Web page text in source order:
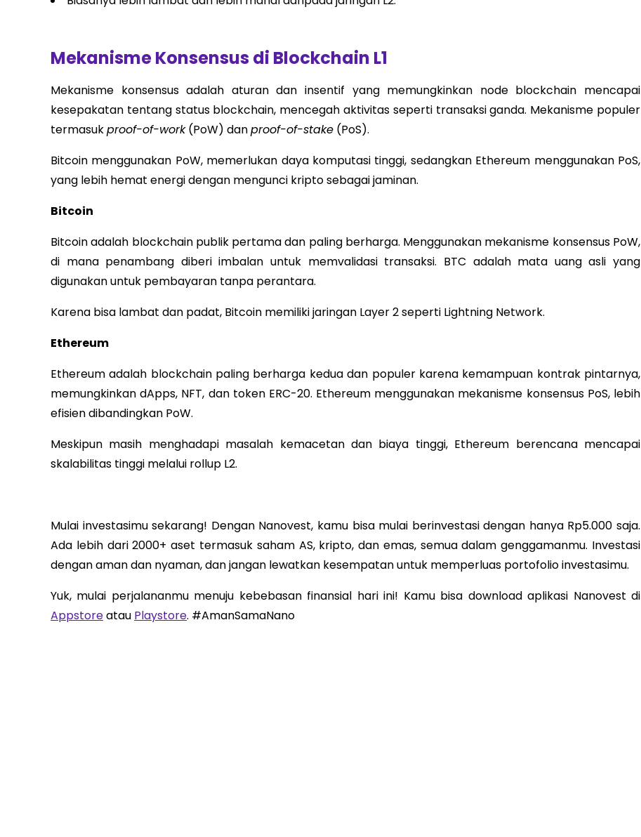
Mekanisme Konsensus di Blockchain L1
Mekanisme konsensus adalah aturan dan insentif yang memungkinkan node blockchain mencapai
kesepakatan tentang status blockchain, mencegah aktivitas seperti transaksi ganda. Mekanisme populer
termasukproof-of-work(PoW) danproof-of-stake (PoS).
Bitcoin menggunakan PoW, memerlukan daya komputasi tinggi, sedangkan Ethereum menggunakan PoS,
yang lebih hemat energi dengan mengunci kripto sebagai jaminan.
Bitcoin
Bitcoin adalah blockchain publik pertama dan paling berharga. Menggunakan mekanisme konsensus PoW,
di mana penambang diberi imbalan untuk memvalidasi transaksi. BTC adalah mata uang asli yang
digunakan untuk pembayaran tanpa perantara.
Karena bisa lambat dan padat, Bitcoin memiliki jaringan Layer 2 seperti Lightning Network.
Ethereum
Ethereum adalah blockchain paling berharga kedua dan populer karena kemampuan kontrak pintarnya,
memungkinkan dApps, NFT, dan token ERC-20. Ethereum menggunakan mekanisme konsensus PoS, lebih
efisien dibandingkan PoW.
Meskipun masih menghadapi masalah kemacetan dan biaya tinggi, Ethereum berencana mencapai
skalabilitas tinggi melalui rollup L2.
Mulai investasimu sekarang! Dengan Nanovest, kamu bisa mulai berinvestasi dengan hanya Rp5.000 saja.
Ada lebih dari 2000+ aset termasuk saham AS, kripto, dan emas, semua dalam genggamanmu. Investasi
dengan aman dan nyaman, dan jangan lewatkan kesempatan untuk memperluas portofolio investasimu.
Yuk, mulai perjalananmu menuju kebebasan finansial hari ini! Kamu bisa download aplikasi Nanovest di
Appstoreatau Playstore. #AmanSamaNano